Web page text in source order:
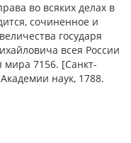
во всяких делах в
сочиненное и
государя
всея России
мира 7156. [Санкт-
наук, 1788.